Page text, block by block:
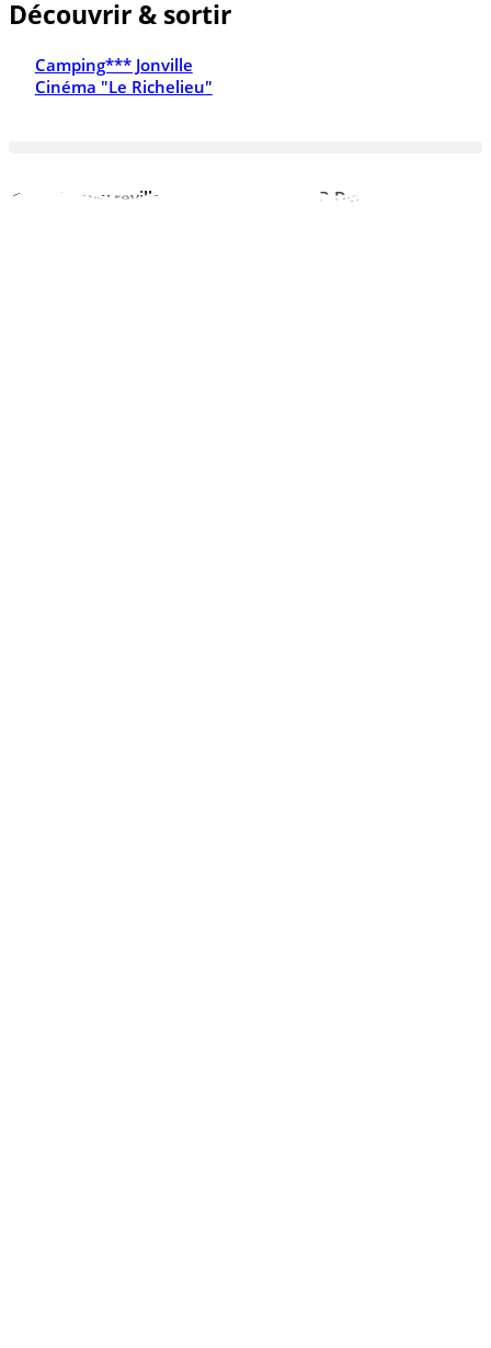
Découvrir & sortir
Camping*** Jonville
Cinéma "Le Richelieu"
© 2026 www.reville.fr - Une réalisation R Dynamics